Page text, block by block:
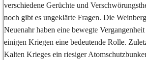
verschiedene Gerüchte und
noch gibt es ungeklärte Fragen. Die
Neuenahr haben eine bewegte
einigen Kriegen eine bedeutende Rolle.
Kalten Krieges ein riesiger